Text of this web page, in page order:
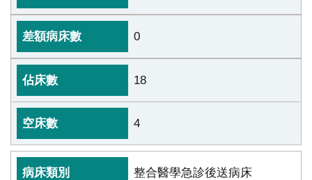
0
18
4
整合醫學急診後送病床